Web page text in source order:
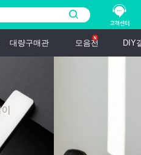
대량구매관 모음전 DIY